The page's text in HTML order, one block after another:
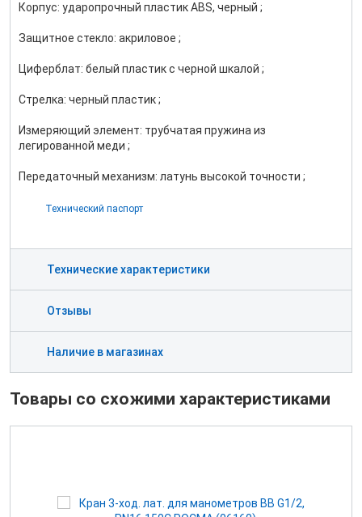
Корпус: ударопрочный пластик ABS, черный ;
Защитное стекло: акриловое ;
Циферблат: белый пластик с черной шкалой ;
Стрелка: черный пластик ;
Измеряющий элемент: трубчатая пружина из
легированной меди ;
Передаточный механизм: латунь высокой точности ;
Технический паспорт
Технические характеристики
Отзывы
Наличие в магазинах
Товары со схожими характеристиками